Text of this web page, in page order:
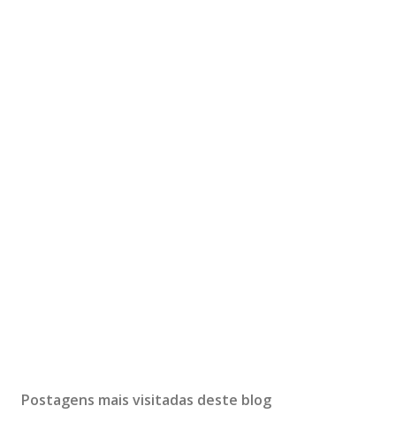
Postagens mais visitadas deste blog